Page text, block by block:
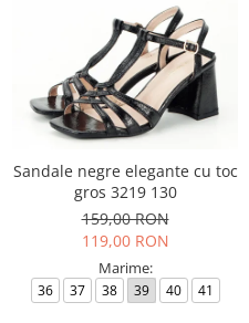
Sandale negre elegante cu toc
gros 3219 130
159,00 RON
119,00 RON
Marime:
36 37 38 39 40 41